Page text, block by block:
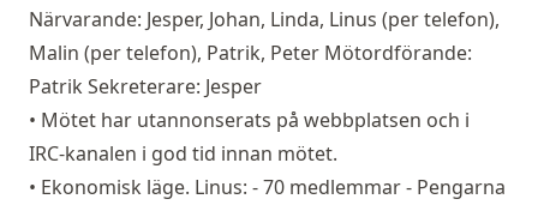
Närvarande: Jesper, Johan, Linda, Linus (per telefon),
Malin (per telefon), Patrik, Peter Mötordförande:
Patrik Sekreterare: Jesper
• Mötet har utannonserats på webbplatsen och i
IRC-kanalen i god tid innan mötet.
• Ekonomisk läge. Linus: - 70 medlemmar - Pengarna